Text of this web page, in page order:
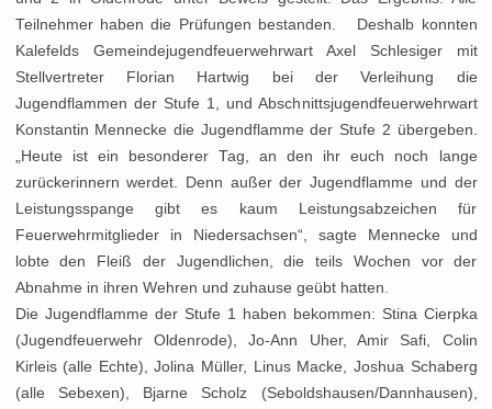
Teilnehmer haben die Prüfungen bestanden. Deshalb konnten
Kalefelds Gemeindejugendfeuerwehrwart Axel Schlesiger mit
Stellvertreter Florian Hartwig bei der Verleihung die
Jugendflammen der Stufe 1, und Abschnittsjugendfeuerwehrwart
Konstantin Mennecke die Jugendflamme der Stufe 2 übergeben.
„Heute ist ein besonderer Tag, an den ihr euch noch lange
zurückerinnern werdet. Denn außer der Jugendflamme und der
Leistungsspange gibt es kaum Leistungsabzeichen für
Feuerwehrmitglieder in Niedersachsen“, sagte Mennecke und
lobte den Fleiß der Jugendlichen, die teils Wochen vor der
Abnahme in ihren Wehren und zuhause geübt hatten.
Die Jugendflamme der Stufe 1 haben bekommen: Stina Cierpka
(Jugendfeuerwehr Oldenrode), Jo-Ann Uher, Amir Safi, Colin
Kirleis (alle Echte), Jolina Müller, Linus Macke, Joshua Schaberg
(alle Sebexen), Bjarne Scholz (Seboldshausen/Dannhausen),